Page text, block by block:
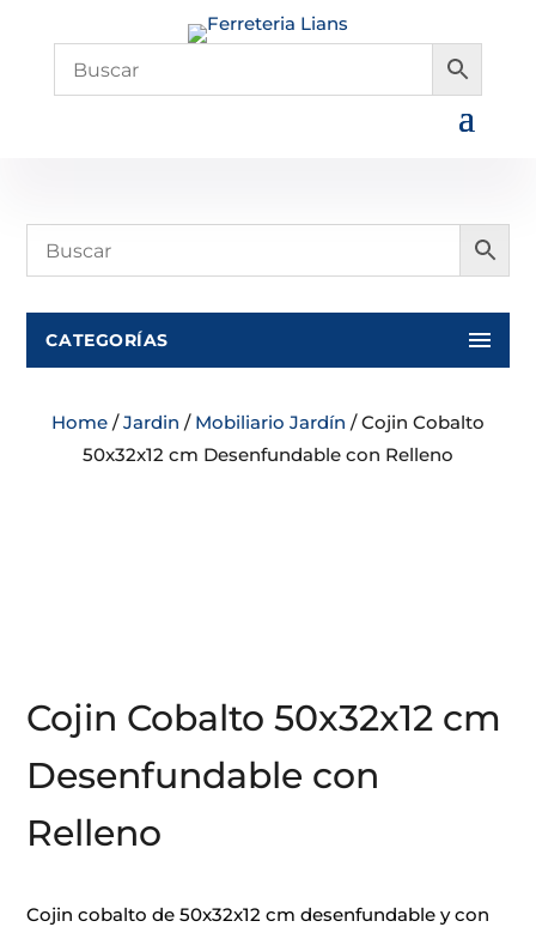
CATEGORÍAS
Home /Jardin / Mobiliario Jardín / Cojin Cobalto
50x32x12 cm Desenfundable con Relleno
Cojin Cobalto 50x32x12 cm
Desenfundable con
Relleno
Cojin cobalto de 50x32x12 cm desenfundable y con